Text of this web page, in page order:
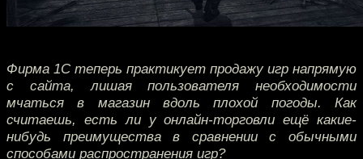
Фирма 1С теперь практикует продажу игр напрямую
с сайта, лишая пользователя необходимости
мчаться в магазин вдоль плохой погоды. Как
считаешь, есть ли у онлайн-торговли ещё какие-
нибудь преимущества в сравнении с обычными
способами распространения игр?